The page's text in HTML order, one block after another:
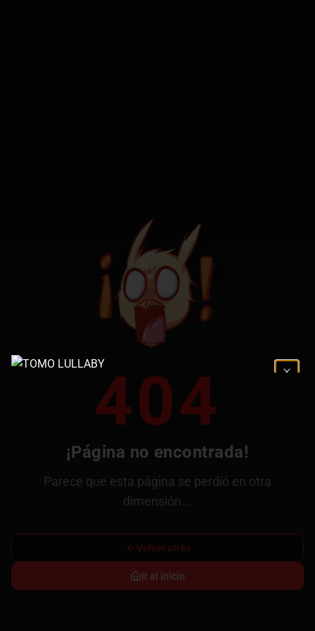
404
¡Página no encontrada!
Parece que esta página se perdió en otra
dimensión...
Volver atrás
Ir al inicio